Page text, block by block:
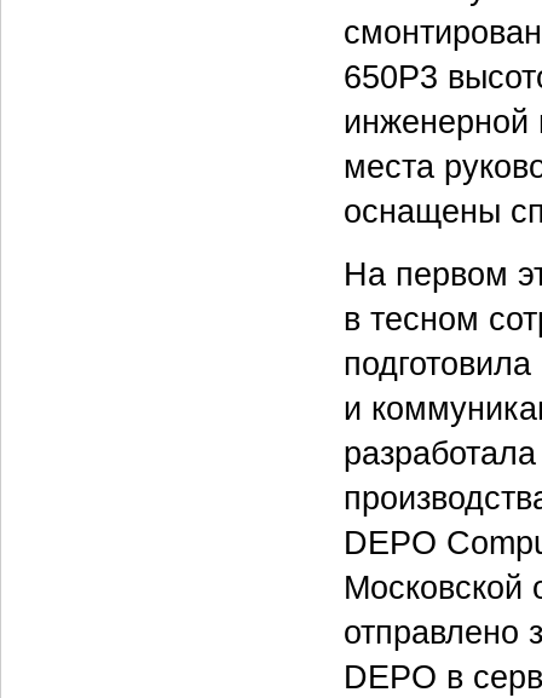
650P3
инженерной
места
оснащены
На первом
в тесном
и
DEPO
Московской
отправлено
DEPO в